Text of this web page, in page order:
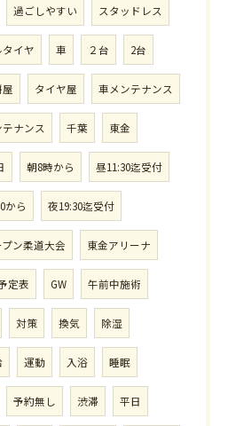
過ごしやすい スタッドレス
タイヤ 車 ２台 2台
タイヤ屋 車メンテナンス
ナンス 千葉 東金
朝8時から 昼11:30迄受付
から 夜19:30迄受付
ン柔道大会 東金アリーナ
定表 GW 午前中施術
対策 換気 除湿
運動 入浴 睡眠
予約無し 渋滞 平日